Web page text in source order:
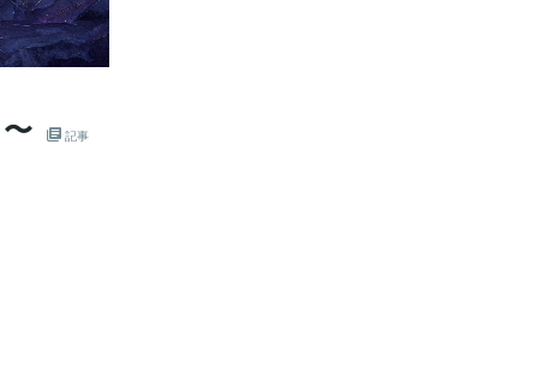
記事